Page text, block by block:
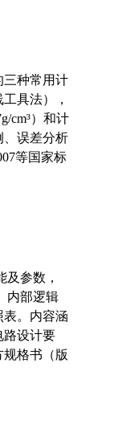
三种常用计
具法），
cm³）和计
、误差分析
等国家标
及参数，
内部逻辑
表。内容涵
路设计要
格书（版